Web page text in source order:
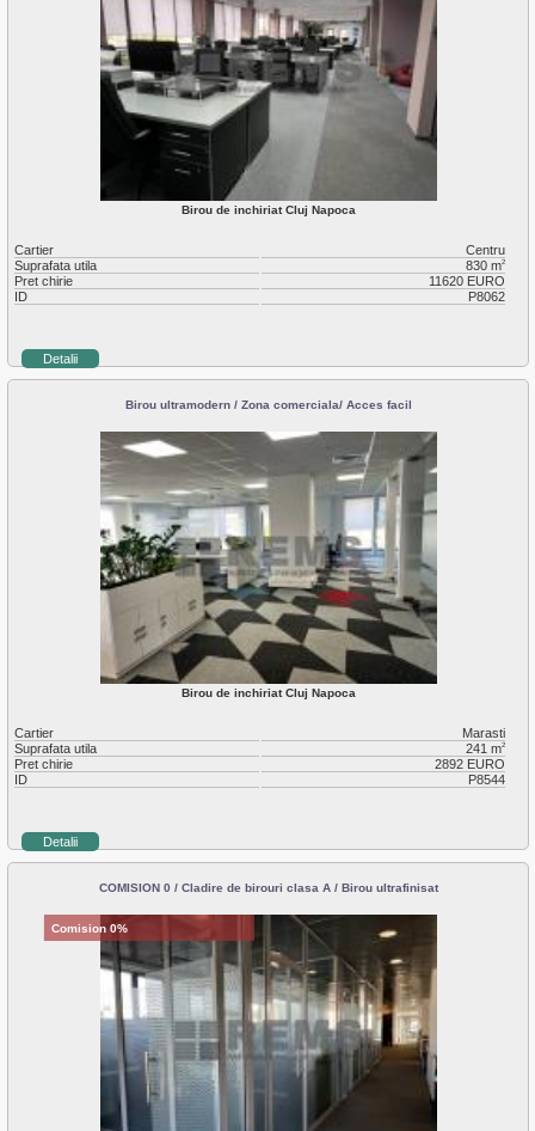
Birou de inchiriat Cluj Napoca
Cartier
Centru
Suprafata utila
830 m2
Pret chirie
11620 EURO
ID
P8062
Detalii
Birou ultramodern / Zona comerciala/ Acces facil
Birou de inchiriat Cluj Napoca
Cartier
Marasti
Suprafata utila
241 m2
Pret chirie
2892 EURO
ID
P8544
Detalii
COMISION 0 / Cladire de birouri clasa A / Birou ultrafinisat
Comision 0%